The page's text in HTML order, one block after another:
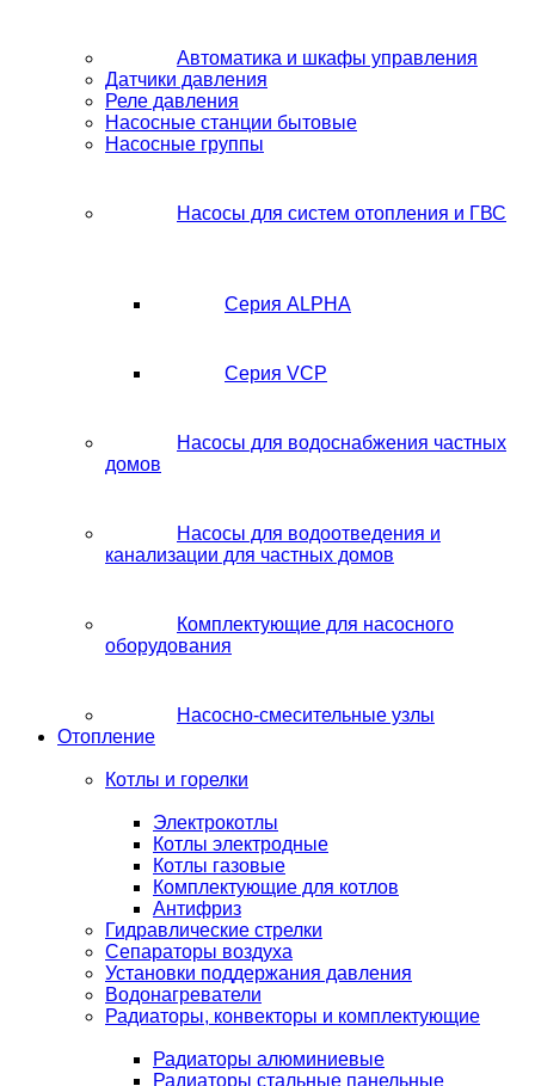
Автоматика и шкафы управления
Датчики давления
Реле давления
Насосные станции бытовые
Насосные группы
Насосы для систем отопления и ГВС
Серия ALPHA
Серия VCP
Насосы для водоснабжения частных
домов
Насосы для водоотведения и
канализации для частных домов
Комплектующие для насосного
оборудования
Насосно-смесительные узлы
Отопление
Котлы и горелки
Электрокотлы
Котлы электродные
Котлы газовые
Комплектующие для котлов
Антифриз
Гидравлические стрелки
Сепараторы воздуха
Установки поддержания давления
Водонагреватели
Радиаторы, конвекторы и комплектующие
Радиаторы алюминиевые
Радиаторы стальные панельные